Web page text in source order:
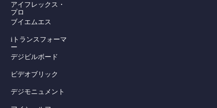
アイフレックス・
プロ
ブイエムエス
iトランスフォーマ
ー
デジビルボード
ビデオブリック
デジモニュメント
Hindi
Dutch
Serbian